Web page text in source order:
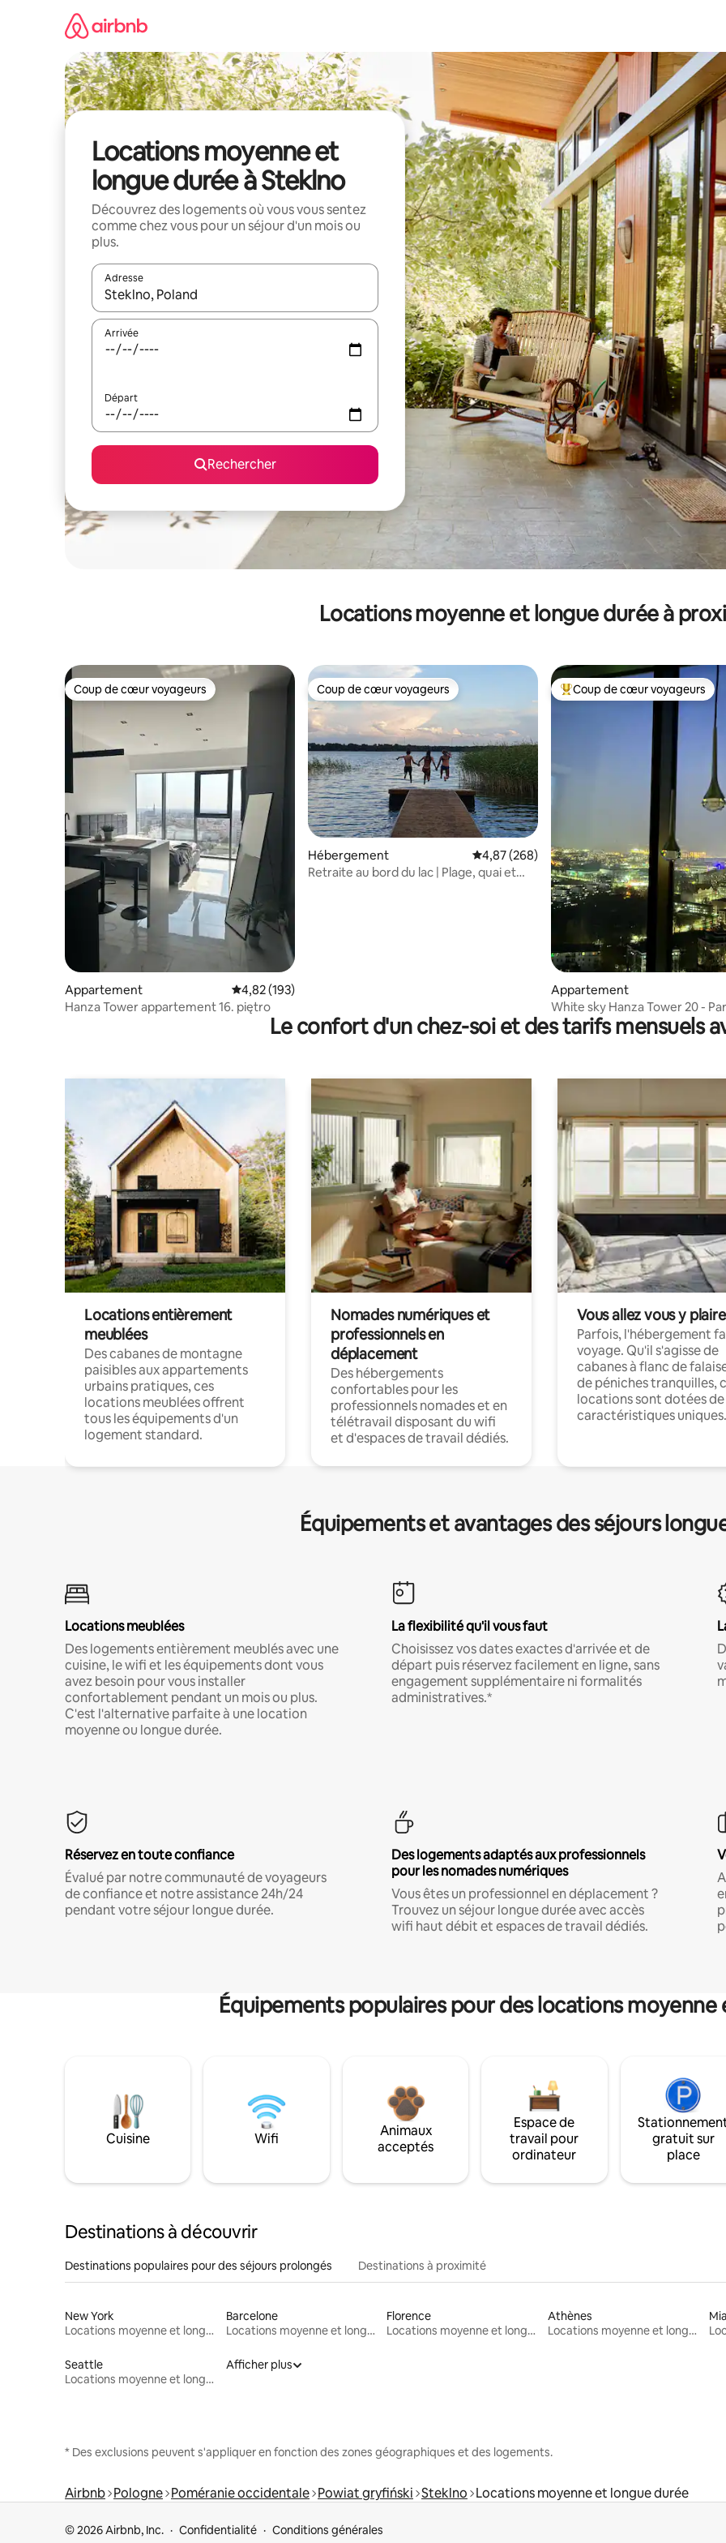
Locations moyenne et
longue durée à Steklno
Découvrez des logements où vous vous sentez
comme chez vous pour un séjour d'un mois ou
plus.
Adresse
Lorsque les résultats s'affichent, utilisez les flèches vers le haut et vers le bas pour les parcourir ou en appuyant et en
Arrivée
Départ
Rechercher
Locations moyenne et longue durée à
Coup de cœur voyageurs
Coup de cœur voyageurs
Appartement Évaluation moyenne sur la base de 193 commentaires : 4,82 sur 5
4,82 (193)
Hanza Tower appartement 16. piętro
Coup de cœur voyageurs
Coup de cœur voyageurs
Hébergement Évaluation moyenne sur la base de 268
4,87 (268)
Retraite au bord du lac | Plage, quai et
Coups de cœur voyageurs les
Coup de cœur voyageurs
Appartement
White sky Hanza Tower 20 -
gratuit
Le confort d'un chez-soi et des tarifs mensuels
Locations entièrement
meublées
Des cabanes de montagne
paisibles aux appartements
urbains pratiques, ces
locations meublées offrent
tous les équipements d'un
logement standard.
Nomades numériques et
professionnels en
déplacement
Des hébergements
confortables pour les
professionnels nomades et en
télétravail disposant du wifi
et d'espaces de travail dédiés.
Vous allez vous y plaire
Parfois, l'hébergement
voyage. Qu'il s'agisse de
cabanes à flanc de
de péniches tranquilles,
locations sont dotées de
caractéristiques uniques.
Équipements et avantages des séjours
Locations meublées
Des logements entièrement meublés avec une
cuisine, le wifi et les équipements dont vous
avez besoin pour vous installer
confortablement pendant un mois ou plus.
C'est l'alternative parfaite à une location
moyenne ou longue durée.
La flexibilité qu'il vous faut
Choisissez vos dates exactes d'arrivée et de
départ puis réservez facilement en ligne, sans
engagement supplémentaire ni formalités
administratives.*
Réservez en toute confiance
Évalué par notre communauté de voyageurs
de confiance et notre assistance 24h/24
pendant votre séjour longue durée.
Des logements adaptés aux professionnels
pour les nomades numériques
Vous êtes un professionnel en déplacement ?
Trouvez un séjour longue durée avec accès
wifi haut débit et espaces de travail dédiés.
Équipements populaires pour des locations
Cuisine Wifi
Animaux
acceptés
Espace de
travail pour
ordinateur
gratuit sur
place
Destinations à découvrir
Destinations populaires pour des séjours prolongés Destinations à proximité
New York
Locations moyenne et longue durée
Barcelone
Locations moyenne et longue durée
Florence
Locations moyenne et longue durée
Athènes
Locations moyenne et longue durée
Seattle
Locations moyenne et longue durée
Afficher plus
* Des exclusions peuvent s'appliquer en fonction des zones géographiques et des logements.
Airbnb Pologne Poméranie occidentale Powiat gryfiński Steklno Locations moyenne et longue durée
© 2026 Airbnb, Inc. Confidentialité Conditions générales